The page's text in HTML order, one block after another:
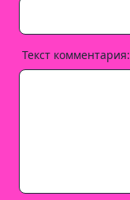
Текст комментария: